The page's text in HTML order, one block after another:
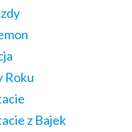
Roku
z Bajek